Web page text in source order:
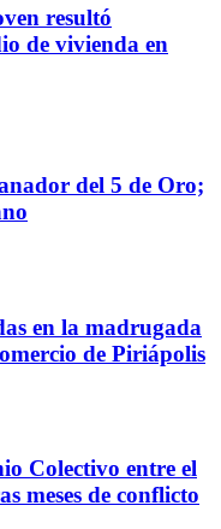
resultó
de vivienda en
del 5 de Oro;
en la madrugada
de Piriápolis
Colectivo entre el
meses de conflicto